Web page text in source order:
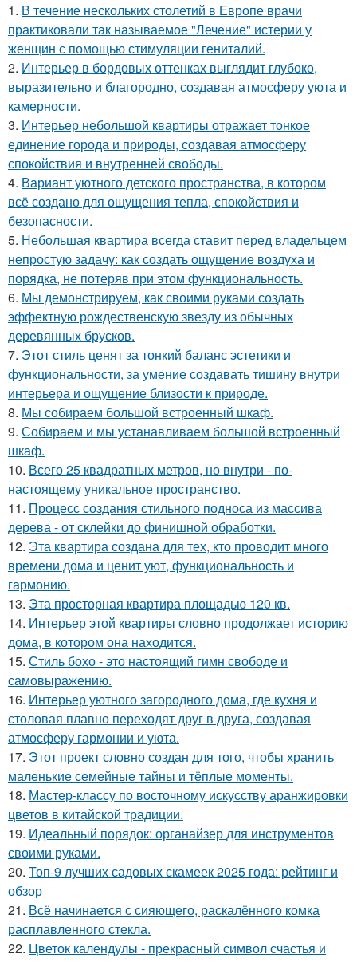
1. В течение нескольких столетий в Европе врачи
практиковали так называемое "Лечение" истерии у
женщин с помощью стимуляции гениталий.
2. Интерьер в бордовых оттенках выглядит глубоко,
выразительно и благородно, создавая атмосферу уюта и
камерности.
3. Интерьер небольшой квартиры отражает тонкое
единение города и природы, создавая атмосферу
спокойствия и внутренней свободы.
4. Вариант уютного детского пространства, в котором
всё создано для ощущения тепла, спокойствия и
безопасности.
5. Небольшая квартира всегда ставит перед владельцем
непростую задачу: как создать ощущение воздуха и
порядка, не потеряв при этом функциональность.
6. Мы демонстрируем, как своими руками создать
эффектную рождественскую звезду из обычных
деревянных брусков.
7. Этот стиль ценят за тонкий баланс эстетики и
функциональности, за умение создавать тишину внутри
интерьера и ощущение близости к природе.
8. Мы собираем большой встроенный шкаф.
9. Собираем и мы устанавливаем большой встроенный
шкаф.
10. Всего 25 квадратных метров, но внутри - по-
настоящему уникальное пространство.
11. Процесс создания стильного подноса из массива
дерева - от склейки до финишной обработки.
12. Эта квартира создана для тех, кто проводит много
времени дома и ценит уют, функциональность и
гармонию.
13. Эта просторная квартира площадью 120 кв.
14. Интерьер этой квартиры словно продолжает историю
дома, в котором она находится.
15. Стиль бохо - это настоящий гимн свободе и
самовыражению.
16. Интерьер уютного загородного дома, где кухня и
столовая плавно переходят друг в друга, создавая
атмосферу гармонии и уюта.
17. Этот проект словно создан для того, чтобы хранить
маленькие семейные тайны и тёплые моменты.
18. Мастер-классу по восточному искусству аранжировки
цветов в китайской традиции.
19. Идеальный порядок: органайзер для инструментов
своими руками.
20. Топ-9 лучших садовых скамеек 2025 года: рейтинг и
обзор
21. Всё начинается с сияющего, раскалённого комка
расплавленного стекла.
22. Цветок календулы - прекрасный символ счастья и